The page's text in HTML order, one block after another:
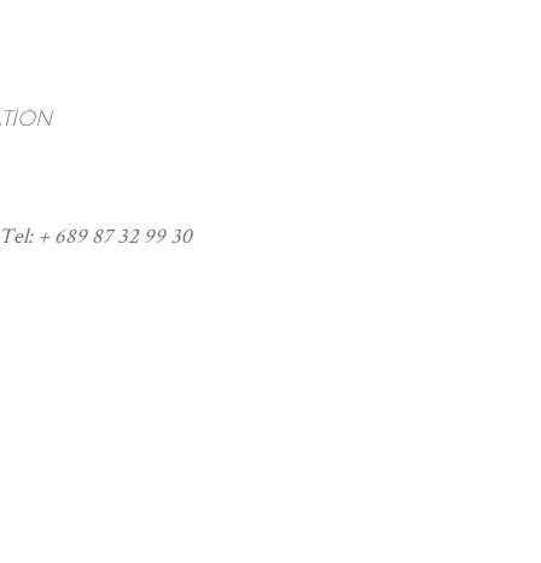
Tel: + 689 87 32 99 30